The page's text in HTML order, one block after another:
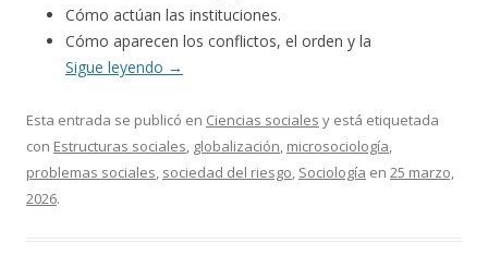
Cómo actúan las instituciones.
Cómo aparecen los conflictos, el orden y la
Sigue leyendo →
Esta entrada se publicó en Ciencias sociales y está etiquetada
con Estructuras sociales, globalización, microsociología,
problemas sociales, sociedad del riesgo, Sociología en 25 marzo,
2026.